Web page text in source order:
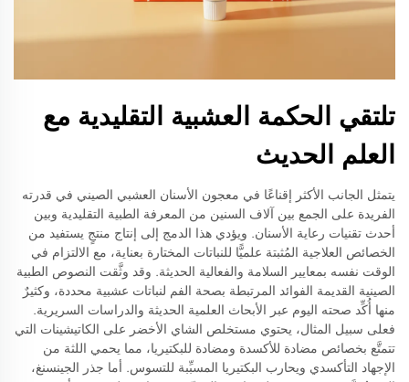
تلتقي الحكمة العشبية التقليدية مع
العلم الحديث
يتمثل الجانب الأكثر إقناعًا في معجون الأسنان العشبي الصيني في قدرته
الفريدة على الجمع بين آلاف السنين من المعرفة الطبية التقليدية وبين
أحدث تقنيات رعاية الأسنان. ويؤدي هذا الدمج إلى إنتاج منتجٍ يستفيد من
الخصائص العلاجية المُثبتة علميًّا للنباتات المختارة بعناية، مع الالتزام في
الوقت نفسه بمعايير السلامة والفعالية الحديثة. وقد وثَّقت النصوص الطبية
الصينية القديمة الفوائد المرتبطة بصحة الفم لنباتات عشبية محددة، وكثيرٌ
منها أُكِّد صحته اليوم عبر الأبحاث العلمية الحديثة والدراسات السريرية.
فعلى سبيل المثال، يحتوي مستخلص الشاي الأخضر على الكاتيشينات التي
تتمتَّع بخصائص مضادة للأكسدة ومضادة للبكتيريا، مما يحمي اللثة من
الإجهاد التأكسدي ويحارب البكتيريا المسبِّبة للتسوس. أما جذر الجينسنغ،